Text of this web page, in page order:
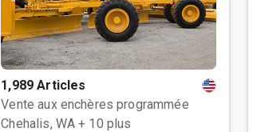
1,989 Articles
Vente aux enchères programmée
Chehalis, WA + 10 plus